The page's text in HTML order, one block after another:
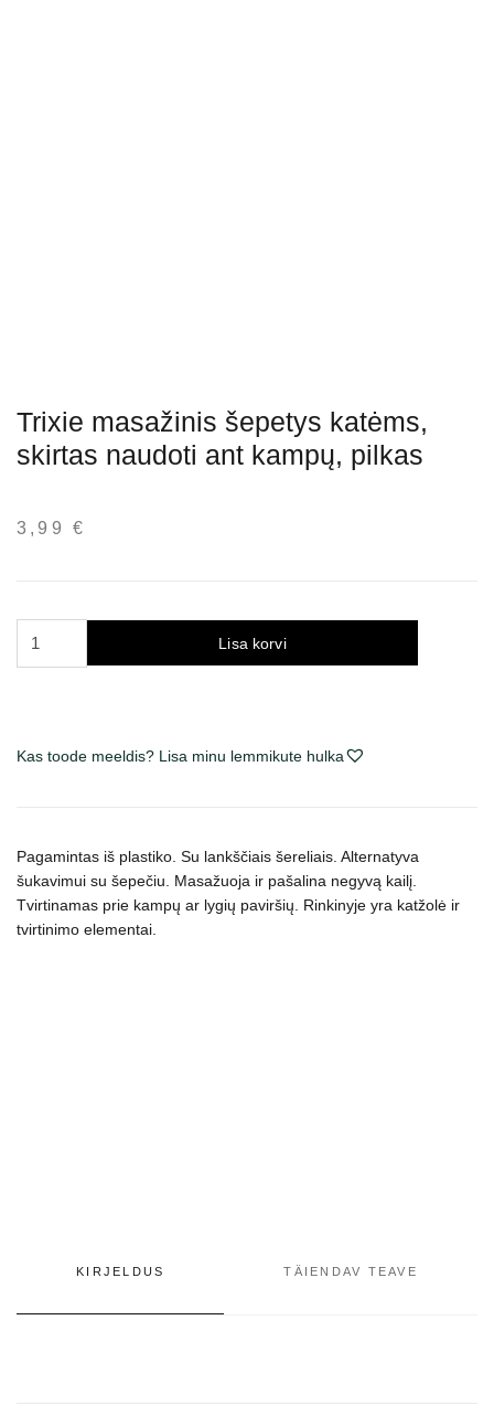
Trixie masažinis šepetys katėms,
skirtas naudoti ant kampų, pilkas
3,99 €
naudoti
kogus
Lisa korvi
Kas toode meeldis? Lisa minu lemmikute hulka
Pagamintas iš plastiko. Su lankščiais šereliais. Alternatyva
šukavimui su šepečiu. Masažuoja ir pašalina negyvą kailį.
Tvirtinamas prie kampų ar lygių paviršių. Rinkinyje yra katžolė ir
tvirtinimo elementai.
KIRJELDUS TÄIENDAV TEAVE